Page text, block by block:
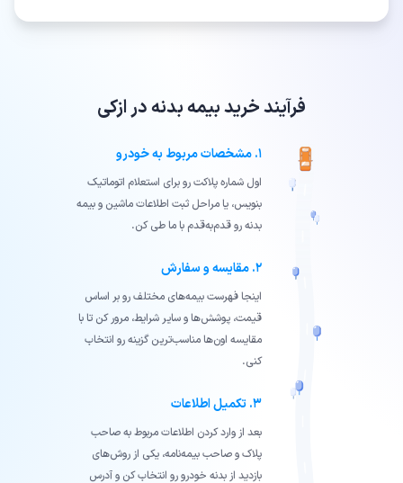
فرآیند خرید بیمه بدنه در ازکی
۱. مشخصات مربوط به خودرو
اول شماره پلاکت رو برای استعلام اتوماتیک
بنویس، یا مراحل ثبت اطلاعات ماشین و بیمه
بدنه رو قدم‌به‌قدم با ما طی کن.
۲. مقایسه و سفارش
اینجا فهرست بیمه‌های مختلف رو بر اساس
قیمت، پوشش‌ها و سایر شرایط، مرور کن تا با
مقایسه‌ اون‌ها مناسب‌ترین گزینه رو انتخاب
کنی.
۳. تکمیل اطلاعات
بعد از وارد کردن اطلاعات مربوط به صاحب
پلاک و صاحب بیمه‌نامه، یکی از روش‌های
بازدید از بدنه خودرو رو انتخاب کن و آدرس